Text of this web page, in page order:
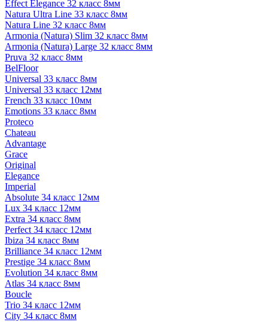
Effect Elegance 32 класс 8мм
Natura Ultra Line 33 класс 8мм
Natura Line 32 класс 8мм
Armonia (Natura) Slim 32 класс 8мм
Armonia (Natura) Large 32 класс 8мм
Pruva 32 класс 8мм
BelFloor
Universal 33 класс 8мм
Universal 33 класс 12мм
French 33 класс 10мм
Emotions 33 класс 8мм
Proteco
Chateau
Advantage
Grace
Original
Elegance
Imperial
Absolute 34 класс 12мм
Lux 34 класс 12мм
Extra 34 класс 8мм
Perfect 34 класс 12мм
Ibiza 34 класс 8мм
Brilliance 34 класс 12мм
Prestige 34 класс 8мм
Evolution 34 класс 8мм
Atlas 34 класс 8мм
Boucle
Trio 34 класс 12мм
City 34 класс 8мм